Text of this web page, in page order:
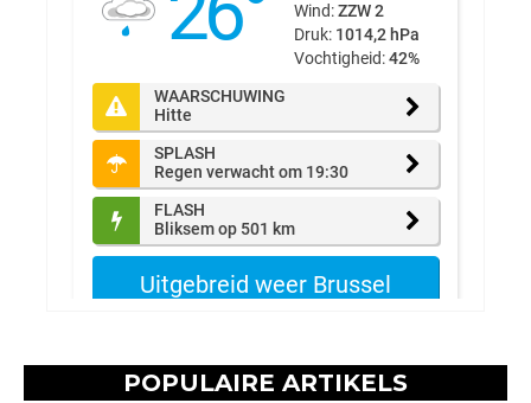
POPULAIRE ARTIKELS